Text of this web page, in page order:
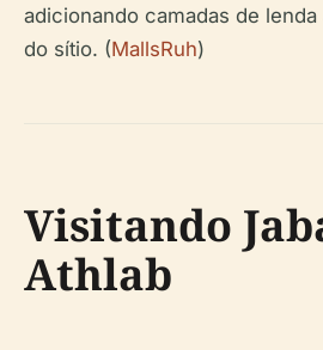
adicionando camadas de
do sítio. (MallsRuh)
Visitando
Athlab